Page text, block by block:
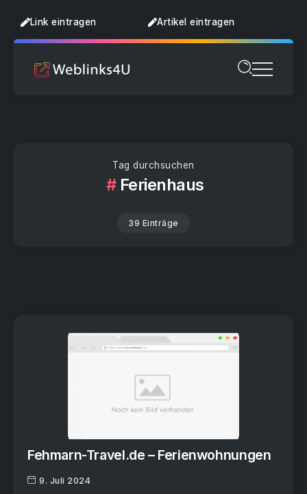
Link eintragen Artikel eintragen
Tag durchsuchen
Ferienhaus
39 Einträge
Fehmarn-Travel.de – Ferienwohnungen
9. Juli 2024